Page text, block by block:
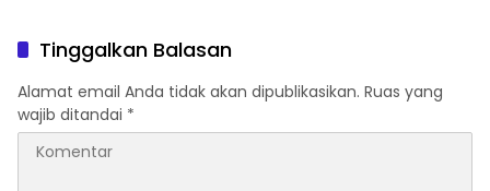
Tinggalkan Balasan
Alamat email Anda tidak akan dipublikasikan. Ruas yang
wajib ditandai *